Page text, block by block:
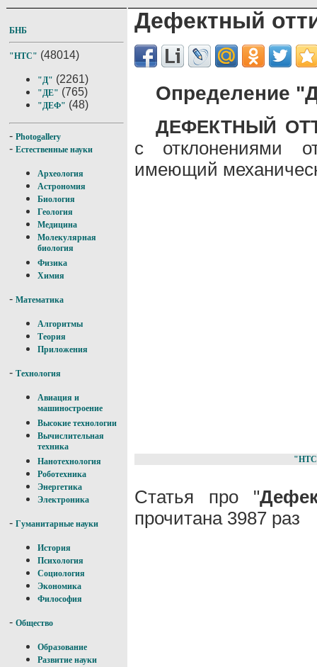
БНБ
"НТС" (48014)
"Д" (2261)
"ДЕ" (765)
"ДЕФ" (48)
- Photogallery
- Естественные науки
Археология
Астрономия
Биология
Геология
Медицина
Молекулярная
биология
Физика
Химия
- Математика
Алгоритмы
Теория
Приложения
- Технология
Авиация и
машиностроение
Высокие технологии
Вычислительная
техника
Нанотехнология
Роботехника
Энергетика
Электроника
- Гуманитарные науки
История
Психология
Социология
Экономика
Философия
- Общество
Образование
Развитие науки
Дефектный
Определение
ДЕФЕКТНЫЙ
с отклонениями
имеющий
Статья про "
прочитана 3987 раз